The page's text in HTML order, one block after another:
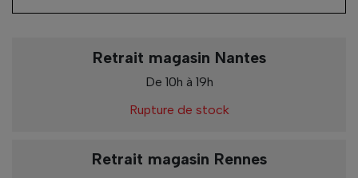
Retrait magasin Nantes
De 10h à 19h
Rupture de stock
Retrait magasin Rennes